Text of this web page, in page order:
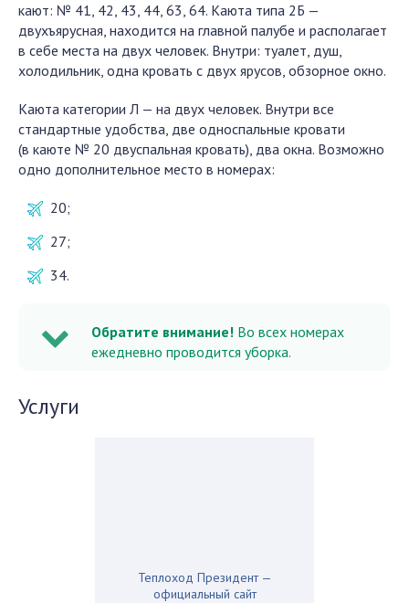
кают: № 41, 42, 43, 44, 63, 64. Каюта типа 2Б —
двухъярусная, находится на главной палубе и располагает
в себе места на двух человек. Внутри: туалет, душ,
холодильник, одна кровать с двух ярусов, обзорное окно.
Каюта категории Л — на двух человек. Внутри все
стандартные удобства, две односпальные кровати
(в каюте № 20 двуспальная кровать), два окна. Возможно
одно дополнительное место в номерах:
20;
27;
34.
Обратите внимание! Во всех номерах
ежедневно проводится уборка.
Услуги
Теплоход Президент —
официальный сайт